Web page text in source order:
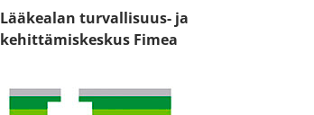
Lääkealan turvallisuus- ja
kehittämiskeskus Fimea